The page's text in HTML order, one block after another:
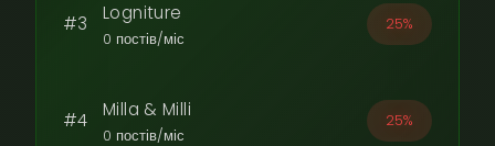
#3 Logniture
0 постів/міс
25%
#4 Milla & Milli
0 постів/міс
25%